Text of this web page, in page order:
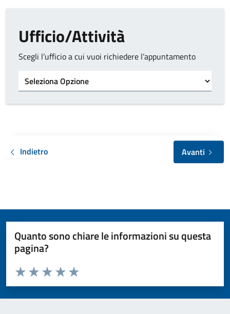
Ufficio/Attività
Scegli l’ufficio a cui vuoi richiedere l’appuntamento
Indietro Avanti
Quanto sono chiare le informazioni su questa
pagina?
Valuta da 1 a 5 stelle la pagina
Valuta 5 stelle su 5
Valuta 4 stelle su 5
Valuta 3 stelle su 5
Valuta 2 stelle su 5
Valuta 1 stelle su 5